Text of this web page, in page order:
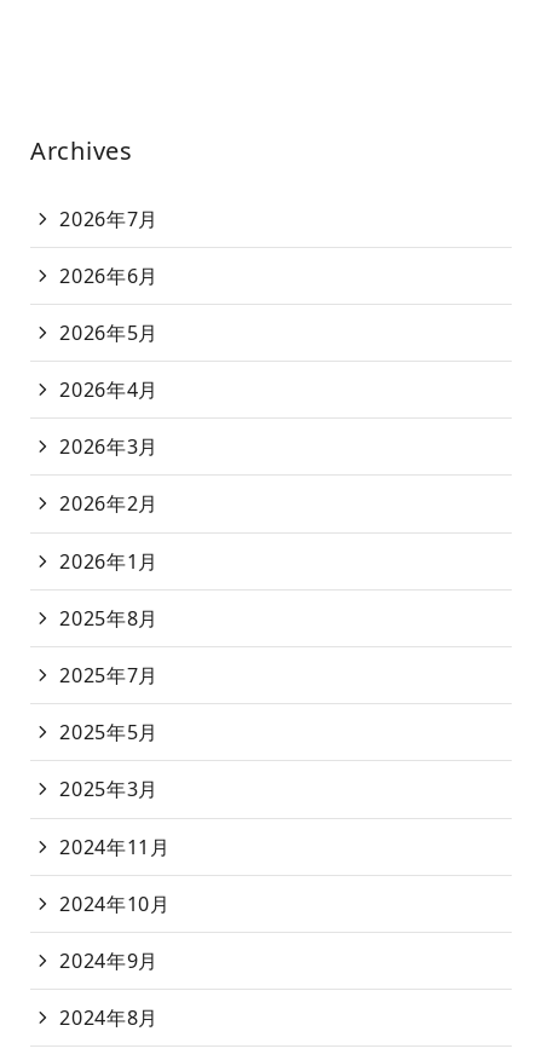
Archives
2026年7月
2026年6月
2026年5月
2026年4月
2026年3月
2026年2月
2026年1月
2025年8月
2025年7月
2025年5月
2025年3月
2024年11月
2024年10月
2024年9月
2024年8月